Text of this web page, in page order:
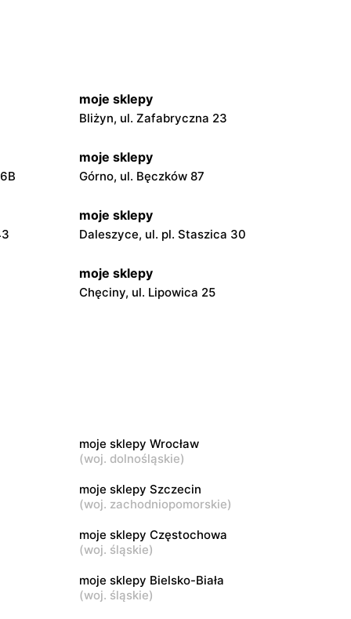
moje sklepy
Bliżyn, ul. Zafabryczna 23
moje sklepy
Górno, ul. Bęczków 87
moje sklepy
Daleszyce, ul. pl. Staszica 30
moje sklepy
Chęciny, ul. Lipowica 25
moje sklepy
Tczew, ul. Franciszka Żwirki 61
moje sklepy
moje sklepy Wrocław
(woj. dolnośląskie)
moje sklepy Szczecin
(woj. zachodniopomorskie)
moje sklepy Częstochowa
(woj. śląskie)
moje sklepy Bielsko-Biała
(woj. śląskie)